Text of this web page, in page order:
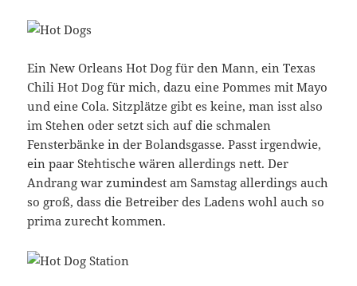
Ein New Orleans Hot Dog für den Mann, ein Texas
Chili Hot Dog für mich, dazu eine Pommes mit Mayo
und eine Cola. Sitzplätze gibt es keine, man isst also
im Stehen oder setzt sich auf die schmalen
Fensterbänke in der Bolandsgasse. Passt irgendwie,
ein paar Stehtische wären allerdings nett. Der
Andrang war zumindest am Samstag allerdings auch
so groß, dass die Betreiber des Ladens wohl auch so
prima zurecht kommen.